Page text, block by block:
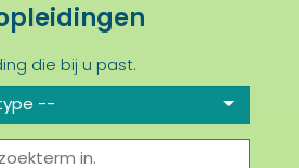
die bij u past.
--